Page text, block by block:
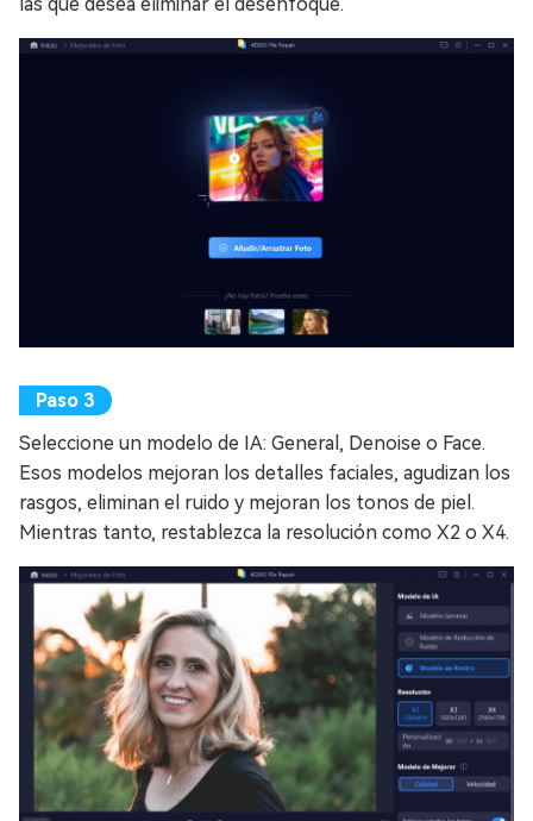
Seleccione un modelo de IA: General, Denoise o Face.
Esos modelos mejoran los detalles faciales, agudizan los
rasgos, eliminan el ruido y mejoran los tonos de piel.
Mientras tanto, restablezca la resolución como X2 o X4.